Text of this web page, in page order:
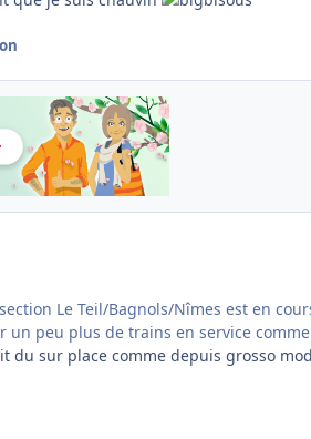
Le Teil/Bagnols/Nîmes est en
peu plus de trains en service
du sur place comme depuis grosso